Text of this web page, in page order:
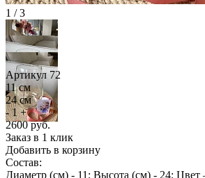
1 / 3
Артикул 72
11 см
24 см
- 1 +
2600руб.
Заказ в 1 клик
Добавить в корзину
Состав:
Диаметр (см) - 11; Высота (см) - 24; Цвет